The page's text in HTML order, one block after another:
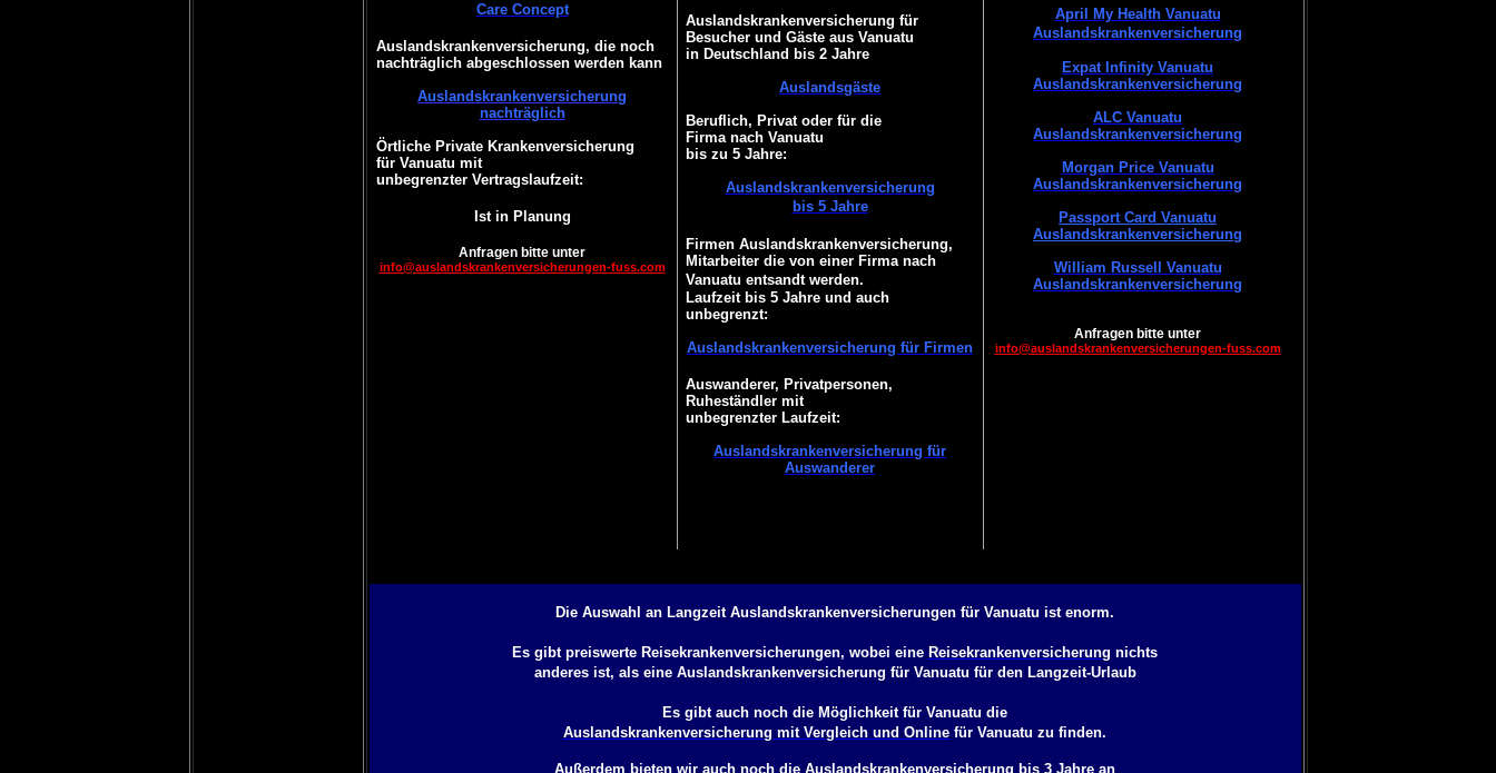
Care Concept
Auslandskrankenversicherung, die noch
nachträglich abgeschlossen werden kann
Auslandskrankenversicherung
nachträglich
Örtliche Private Krankenversicherung
für Vanuatu mit
unbegrenzter Vertragslaufzeit:
Ist in Planung
Anfragen bitte unter
info@auslandskrankenversicherungen-fuss.com
Auslandskrankenversicherung für
Besucher und Gäste aus Vanuatu
in Deutschland bis 2 Jahre
Auslandsgäste
Beruflich, Privat oder für die
Firma nach Vanuatu
bis zu 5 Jahre:
Auslandskrankenversicherung
bis 5 Jahre
Firmen Auslandskrankenversicherung,
Mitarbeiter die von einer Firma nach
Vanuatu entsandt werden.
Laufzeit bis 5 Jahre und auch
unbegrenzt:
Auslandskrankenversicherung für Firmen
Auswanderer, Privatpersonen,
Ruheständler mit
unbegrenzter Laufzeit:
Auslandskrankenversicherung für
Auswanderer
April My Health Vanuatu
Auslandskrankenversicherung
Expat Infinity Vanuatu
Auslandskrankenversicherung
ALC Vanuatu
Auslandskrankenversicherung
Morgan Price Vanuatu
Auslandskrankenversicherung
Passport Card Vanuatu
Auslandskrankenversicherung
William Russell Vanuatu
Auslandskrankenversicherung
Anfragen bitte unter
info@auslandskrankenversicherungen-fuss.com
Die Auswahl an Langzeit Auslandskrankenversicherungen für Vanuatu ist enorm.
Es gibt preiswerte Reisekrankenversicherungen, wobei eine Reisekrankenversicherung nichts
anderes ist, als eine Auslandskrankenversicherung für Vanuatu für den Langzeit-Urlaub
Es gibt auch noch die Möglichkeit für Vanuatu die
Auslandskrankenversicherung mit Vergleich und Online für Vanuatu zu finden.
Außerdem bieten wir auch noch die Auslandskrankenversicherung bis 3 Jahre an